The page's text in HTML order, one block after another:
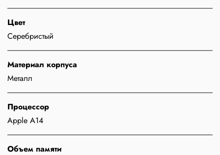
Цвет
Серебристый
Материал корпуса
Металл
Процессор
Apple A14
Объем памяти